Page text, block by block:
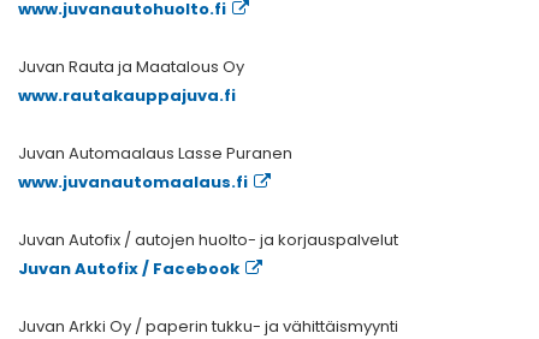
www.juvanautohuolto.fi
Juvan Rauta ja Maatalous Oy
www.rautakauppajuva.fi
Juvan Automaalaus Lasse Puranen
www.juvanautomaalaus.fi
Juvan Autofix / autojen huolto- ja korjauspalvelut
Juvan Autofix / Facebook
Juvan Arkki Oy / paperin tukku- ja vähittäismyynti